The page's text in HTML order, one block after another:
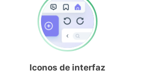
Iconos de interfaz